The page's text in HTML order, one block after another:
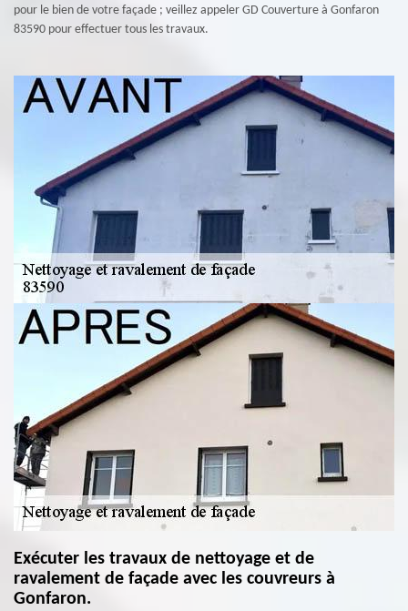
pour le bien de votre façade ; veillez appeler GD Couverture à Gonfaron
83590 pour effectuer tous les travaux.
Exécuter les travaux de nettoyage et de
ravalement de façade avec les couvreurs à
Gonfaron.